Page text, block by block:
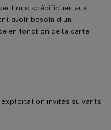
spécifiques aux
avoir besoin d’un
en fonction de la carte
invités suivants